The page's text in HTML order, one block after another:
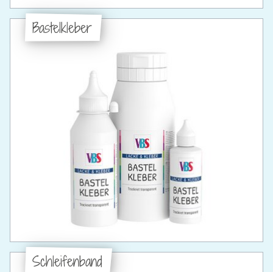
Bastelkleber
Schleifenband